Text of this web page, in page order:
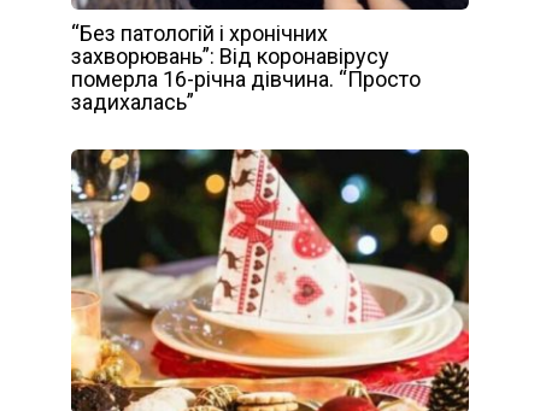
“Без патологій і хронічних
захворювань”: Від коронавірусу
померла 16-річна дівчина. “Просто
задихалась”